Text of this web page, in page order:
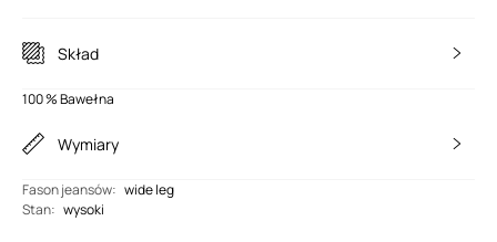
Skład
100 % Bawełna
Wymiary
Fason jeansów: wide leg
Stan: wysoki